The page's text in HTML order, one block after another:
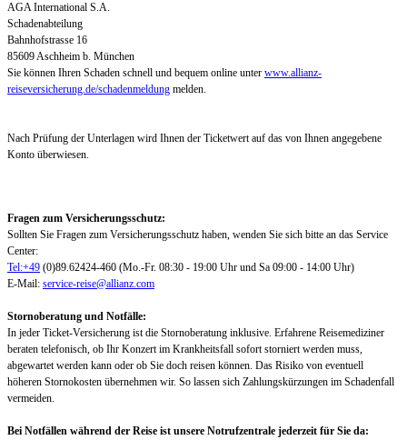
AGA International S.A.
Schadenabteilung
Bahnhofstrasse 16
85609 Aschheim b. München
Sie können Ihren Schaden schnell und bequem online unter www.allianz-
reiseversicherung.de/schadenmeldung melden.
Nach Prüfung der Unterlagen wird Ihnen der Ticketwert auf das von Ihnen angegebene
Konto überwiesen.
Fragen zum Versicherungsschutz:
Sollten Sie Fragen zum Versicherungsschutz haben, wenden Sie sich bitte an das Service
Center:
Tel:+49 (0)89.62424-460 (Mo.-Fr. 08:30 - 19:00 Uhr und Sa 09:00 - 14:00 Uhr)
E-Mail: service-reise@allianz.com
Stornoberatung und Notfälle:
In jeder Ticket-Versicherung ist die Stornoberatung inklusive. Erfahrene Reisemediziner
beraten telefonisch, ob Ihr Konzert im Krankheitsfall sofort storniert werden muss,
abgewartet werden kann oder ob Sie doch reisen können. Das Risiko von eventuell
höheren Stornokosten übernehmen wir. So lassen sich Zahlungskürzungen im Schadenfall
vermeiden.
Bei Notfällen während der Reise ist unsere Notrufzentrale jederzeit für Sie da: